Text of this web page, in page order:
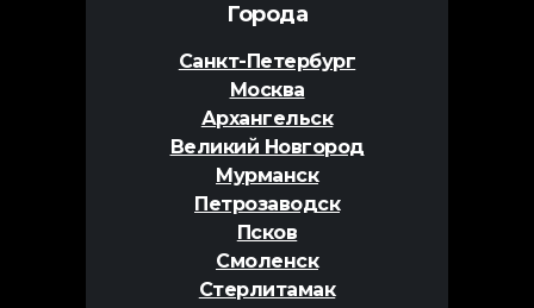
Города
Санкт-Петербург
Москва
Архангельск
Великий Новгород
Мурманск
Петрозаводск
Псков
Смоленск
Стерлитамак